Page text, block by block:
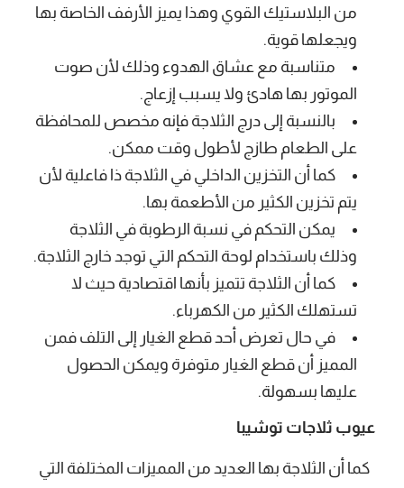
من البلاستيك القوي وهذا يميز الأرفف الخاصة بها
ويجعلها قوية.
متناسبة مع عشاق الهدوء وذلك لأن صوت
الموتور بها هادئ ولا يسبب إزعاج.
بالنسبة إلى درج الثلاجة فإنه مخصص للمحافظة
على الطعام طازج لأطول وقت ممكن.
كما أن التخزين الداخلي في الثلاجة ذا فاعلية لأن
يتم تخزين الكثير من الأطعمة بها.
يمكن التحكم في نسبة الرطوبة في الثلاجة
وذلك باستخدام لوحة التحكم التي توجد خارج الثلاجة.
كما أن الثلاجة تتميز بأنها اقتصادية حيث لا
تستهلك الكثير من الكهرباء.
في حال تعرض أحد قطع الغيار إلى التلف فمن
المميز أن قطع الغيار متوفرة ويمكن الحصول
عليها بسهولة.
عيوب ثلاجات توشيبا
كما أن الثلاجة بها العديد من المميزات المختلفة التي